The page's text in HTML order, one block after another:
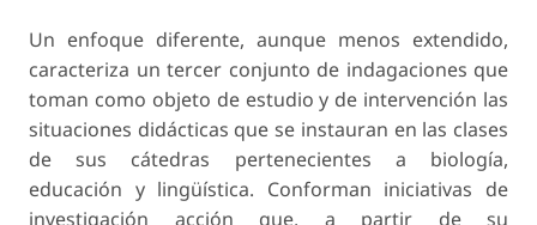
Un enfoque diferente, aunque menos extendido,
caracteriza un tercer conjunto de indagaciones que
toman como objeto de estudio y de intervención las
situaciones didácticas que se instauran en las clases
de sus cátedras pertenecientes a biología,
educación y lingüística. Conforman iniciativas de
investigación acción que, a partir de su